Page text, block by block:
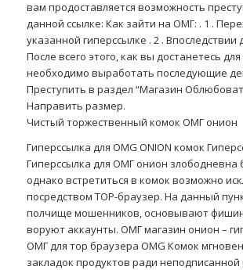
вам продоставляется возможность
данной ссылке: Как зайти на ОМГ: . 1 .
указанной гиперссылке . 2 . Впоследствии
После всего этого, как вы достанетесь
необходимо выработать последующие
Преступить в раздел “Магазин
Направить размер.
Чистый торжественный комок ОМГ онион
Гиперссылка для OMG ONION комок
Гиперссылка для ОМГ онион злободневна
однако встретиться в комок возможно
посредством ТОР-браузер. На данный
полчище мошенников, основывают
воруют аккаунты. ОМГ магазин онион –
ОМГ для тор браузера OMG Комок
закладок продуктов ради